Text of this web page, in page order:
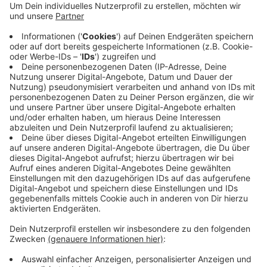
Pannenserie müsse bekämpft werden. Der Ex-
nur wenig getan hätte. Paschalis halte sich die
Option offen, bei einer Wahl zum
Oberbürgermeister, den Dienstleistungsvertrag
mit den WSW zu beenden - und somit auf einen
anderen ÖPNV-Betreiber zu setzen.
Veröffentlicht:Mittwoch, 22.07.2020 09:48
Anzeige
Anzeige